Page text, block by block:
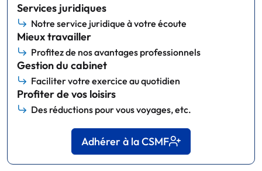
Services juridiques
Notre service juridique à votre écoute
Mieux travailler
Profitez de nos avantages professionnels
Gestion du cabinet
Faciliter votre exercice au quotidien
Profiter de vos loisirs
Des réductions pour vous voyages, etc.
Adhérer à la CSMF